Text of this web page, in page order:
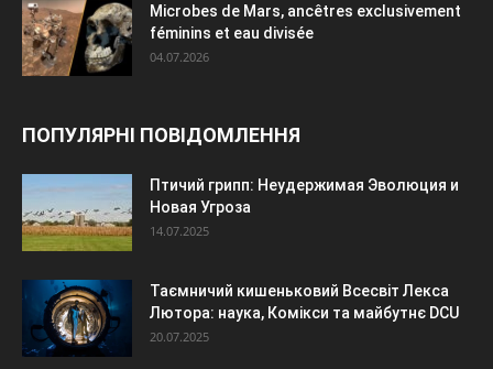
Microbes de Mars, ancêtres exclusivement
féminins et eau divisée
04.07.2026
ПОПУЛЯРНІ ПОВІДОМЛЕННЯ
Птичий грипп: Неудержимая Эволюция и
Новая Угроза
14.07.2025
Таємничий кишеньковий Всесвіт Лекса
Лютора: наука, Комікси та майбутнє DCU
20.07.2025